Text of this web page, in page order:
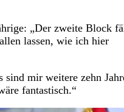
„Der zweite Block
lassen, wie ich hier
sind mir weitere zehn
fantastisch.“